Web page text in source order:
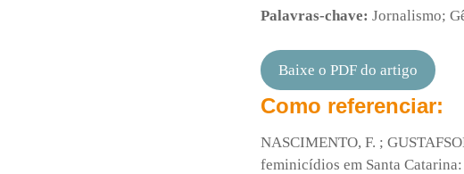
Palavras-chave: Jornalismo;
Baixe o PDF do artigo
Como referenciar:
NASCIMENTO, F. ;
feminicídios em Santa